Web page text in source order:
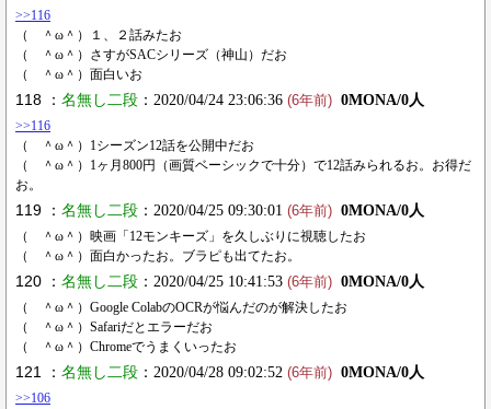
>>116
（ ＾ω＾）１、２話みたお
（ ＾ω＾）さすがSACシリーズ（神山）だお
（ ＾ω＾）面白いお
118 ： 名無し二段 ：2020/04/24 23:06:36 (6年前) 0MONA/0人
>>116
（ ＾ω＾）1シーズン12話を公開中だお
（ ＾ω＾）1ヶ月800円（画質ベーシックで十分）で12話みられるお。お得だ
お。
119 ： 名無し二段 ：2020/04/25 09:30:01 (6年前) 0MONA/0人
（ ＾ω＾）映画「12モンキーズ」を久しぶりに視聴したお
（ ＾ω＾）面白かったお。ブラピも出てたお。
120 ： 名無し二段 ：2020/04/25 10:41:53 (6年前) 0MONA/0人
（ ＾ω＾）Google ColabのOCRが悩んだのが解決したお
（ ＾ω＾）Safariだとエラーだお
（ ＾ω＾）Chromeでうまくいったお
121 ： 名無し二段 ：2020/04/28 09:02:52 (6年前) 0MONA/0人
>>106